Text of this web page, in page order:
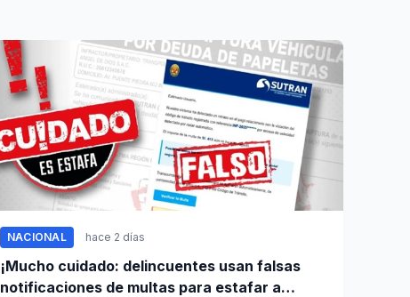
NACIONAL hace 2 días
¡Mucho cuidado: delincuentes usan falsas
notificaciones de multas para estafar a